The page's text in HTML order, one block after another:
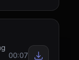
00:07